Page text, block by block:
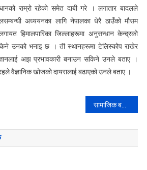
राम्रो रहेको समेत दाबी गरे । लगातार बादलले
अध्ययनका लागि नेपालका धेरै ठाउँको मौसम
हिमालपारिका जिल्लाहरूमा अनुसन्धान केन्द्रको
उनको भनाइ छ । ती स्थानहरूमा टेलिस्कोप राखेर
अझ प्रभावकारी बनाउन सकिने उनले बताए ।
वैज्ञानिक खोजको दायरालाई बढाएको उनले बताए ।